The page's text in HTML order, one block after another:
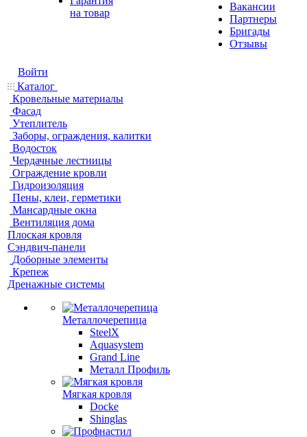
на товар
Вакансии
Партнеры
Бригады
Отзывы
Войти
Каталог
Кровельные материалы
Фасад
Утеплитель
Заборы, ограждения, калитки
Водосток
Чердачные лестницы
Ограждение кровли
Гидроизоляция
Пены, клеи, герметики
Мансардные окна
Вентиляция дома
Плоская кровля
Сэндвич-панели
Доборные элементы
Крепеж
Дренажные системы
Металлочерепица
SteelX
Aquasystem
Grand Line
Металл Профиль
Мягкая кровля
Docke
Shinglas